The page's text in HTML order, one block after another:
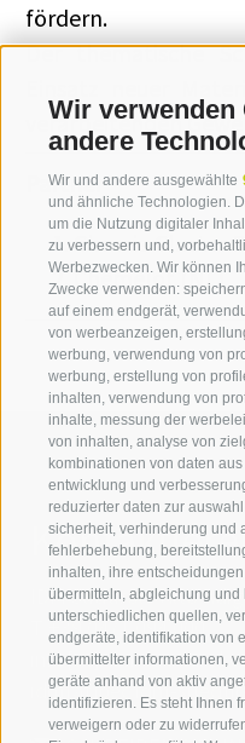
Wir verwenden
andere
Wir und andere ausgewählte
und ähnliche Technologien.
um die Nutzung digitaler
zu verbessern und,
Werbezwecken. Wir können
Zwecke verwenden:
auf einem endgerät,
von werbeanzeigen,
werbung, verwendung von
werbung, erstellung von
inhalten, verwendung von
inhalte, messung der
von inhalten, analyse von
kombinationen von daten
entwicklung und
reduzierter daten zur
sicherheit, verhinderung und
fehlerbehebung,
inhalten, ihre
übermitteln, abgleichung
unterschiedlichen quellen,
endgeräte, identifikation von
übermittelter informationen,
geräte anhand von aktiv
identifizieren. Es steht Ihnen
verweigern oder zu
fördern.
Der thematische
verarbeitenden
Partner
Chemie Cluster
Chemelot (NL)
IDM Südtirol - Alto
+39 0471 094 000
info[at]idm-
idm[at]pec.idm-